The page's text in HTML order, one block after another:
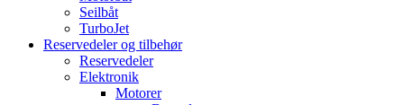
Seilbåt
TurboJet
Reservedeler og tilbehør
Reservedeler
Elektronik
Motorer